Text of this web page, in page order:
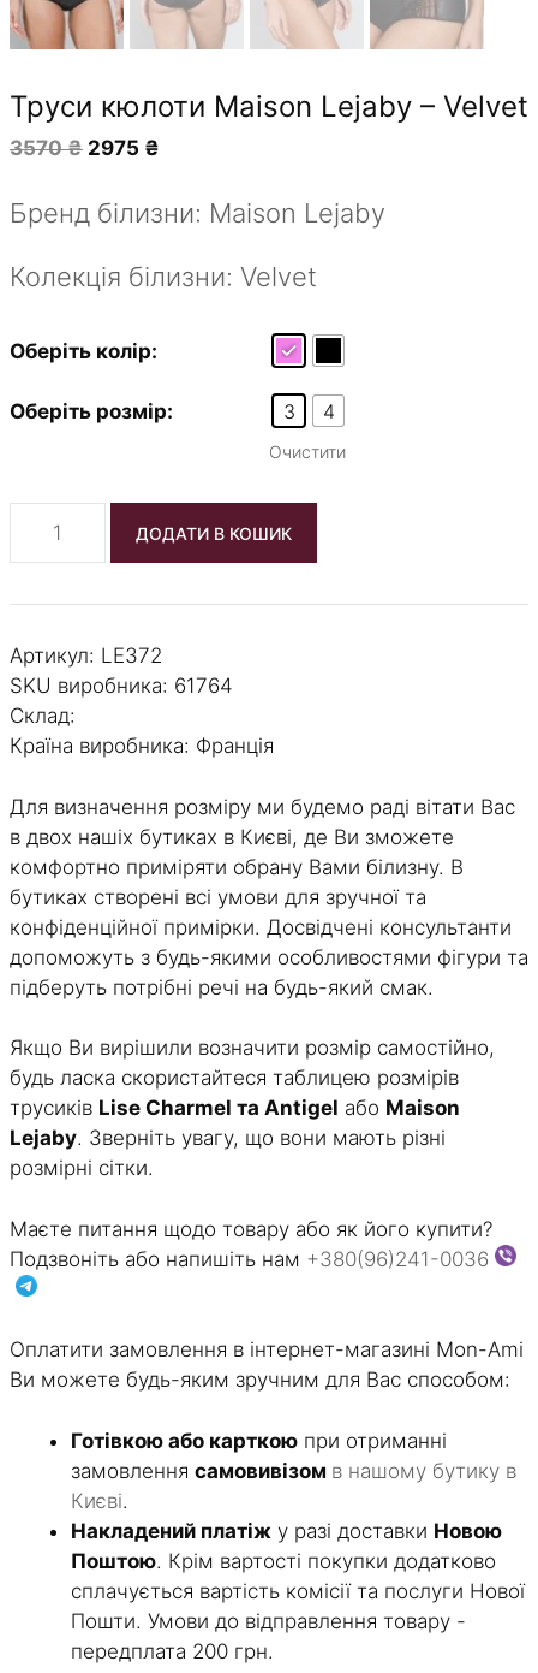
Труси кюлоти Maison Lejaby – Velvet
3570₴ Оригінальна
3570 ₴.
2975 ₴
2975 ₴.
Бренд білизни: Maison Lejaby
Колекція білизни: Velvet
Оберіть колір:
Оберіть розмір: 3 4
Очистити
кюлоти
Lejaby
Velvet
кількість
ДОДАТИ В КОШИК
Артикул: LE372
SKU виробника: 61764
Склад:
Країна виробника: Франція
Для визначення розміру ми будемо раді вітати Вас
в двох нашіх бутиках в Києві, де Ви зможете
комфортно приміряти обрану Вами білизну. В
бутиках створені всі умови для зручної та
конфіденційної примірки. Досвідчені консультанти
допоможуть з будь-якими особливостями фігури та
підберуть потрібні речі на будь-який смак.
Якщо Ви вирішили возначити розмір самостійно,
будь ласка скористайтеся таблицею розмірів
трусиків Lise Charmel та Antigel або Maison
Lejaby. Зверніть увагу, що вони мають різні
розмірні сітки.
Маєте питання щодо товару або як його купити?
Подзвоніть або напишіть нам +380(96)241-0036
Оплатити замовлення в інтернет-магазині Mon-Ami
Ви можете будь-яким зручним для Вас способом:
Готівкою або карткою при отриманні
замовлення самовивізом в нашому бутику в
Києві.
Накладений платіж у разі доставки Новою
Поштою. Крім вартості покупки додатково
сплачується вартість комісії та послуги Нової
Пошти. Умови до відправлення товару -
передплата 200 грн.